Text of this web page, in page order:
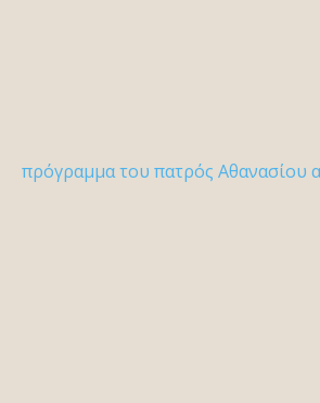
πρόγραμμα του πατρός Αθανασίου